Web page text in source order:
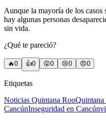
Aunque la mayoría de los casos
hay algunas personas
sin vida.
¿Qué te pareció?
🔥0 👍0 😲0 😢0 😠0
Etiquetas
Noticias Quintana RooQuintana
CancúnInseguridad en Cancún